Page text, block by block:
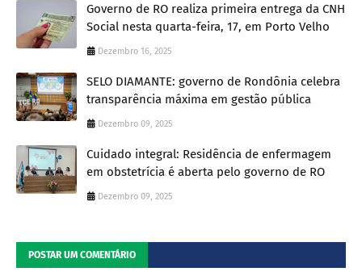
Governo de RO realiza primeira entrega da CNH
Social nesta quarta-feira, 17, em Porto Velho
Dezembro 16, 2025
SELO DIAMANTE: governo de Rondônia celebra
transparência máxima em gestão pública
Dezembro 09, 2025
Cuidado integral: Residência de enfermagem
em obstetrícia é aberta pelo governo de RO
Dezembro 09, 2025
POSTAR UM COMENTÁRIO